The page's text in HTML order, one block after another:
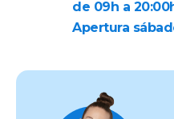
de 09h a
Apertura